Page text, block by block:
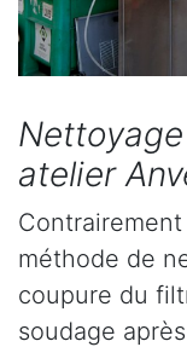
atelier
méthode de
coupure du
soudage